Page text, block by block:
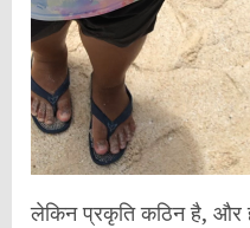
लेकिन प्रकृति कठिन है, और